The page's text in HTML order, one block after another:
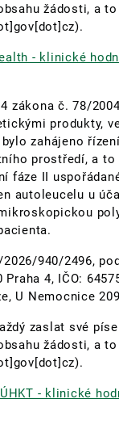
žádosti, a
.
- klinické
č. 78/
produkty,
zahájeno
prostředí, a
fáze II
autoleucelu u
940/2496,
4, IČO:
U Nemocnice
zaslat své
žádosti, a
.
- klinické